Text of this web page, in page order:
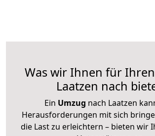
Was wir Ihnen für
Laatzen nach
Ein Umzug nach Laatzen
Herausforderungen mit sich
die Last zu erleichtern – bieten wir